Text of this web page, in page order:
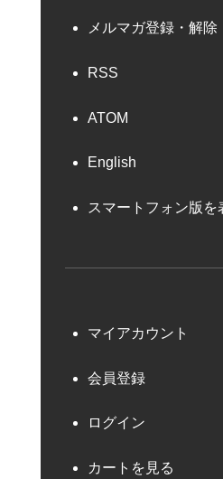
メルマガ登録・解除
RSS
ATOM
English
スマートフォン版を
マイアカウント
会員登録
ログイン
カートを見る